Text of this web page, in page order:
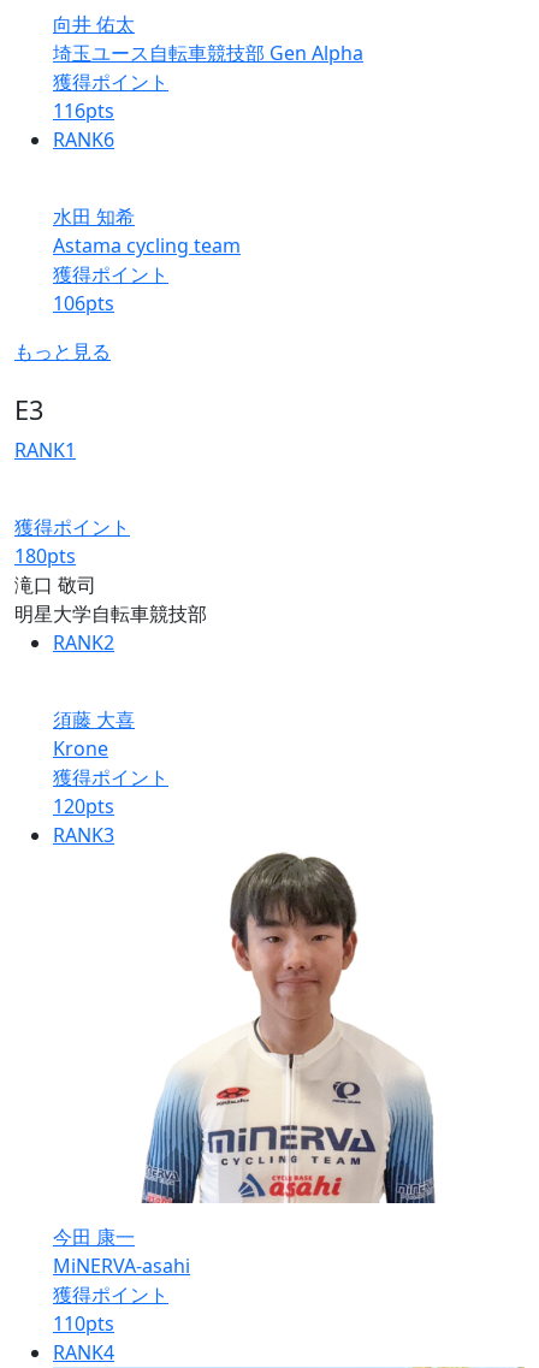
向井 佑太
埼玉ユース自転車競技部 Gen Alpha
獲得ポイント
116pts
RANK6
水田 知希
Astama cycling team
獲得ポイント
106pts
もっと見る
E3
RANK1
獲得ポイント
180pts
滝口 敬司
明星大学自転車競技部
RANK2
須藤 大喜
Krone
獲得ポイント
120pts
RANK3
今田 康一
MiNERVA-asahi
獲得ポイント
110pts
RANK4